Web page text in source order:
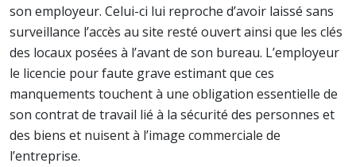
son employeur. Celui-ci lui reproche d’avoir laissé sans
surveillance l’accès au site resté ouvert ainsi que les clés
des locaux posées à l’avant de son bureau. L’employeur
le licencie pour faute grave estimant que ces
manquements touchent à une obligation essentielle de
son contrat de travail lié à la sécurité des personnes et
des biens et nuisent à l’image commerciale de
l’entreprise.